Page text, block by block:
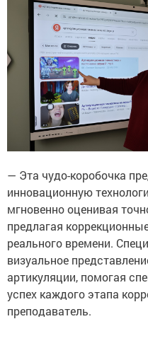
— Эта чудо-коробочка
инновационную
мгновенно оценивая
предлагая
реального времени.
визуальное
артикуляции, помогая
успех каждого этапа
преподаватель.